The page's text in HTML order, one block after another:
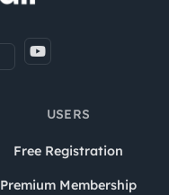
USERS
Free Registration
Premium Membership